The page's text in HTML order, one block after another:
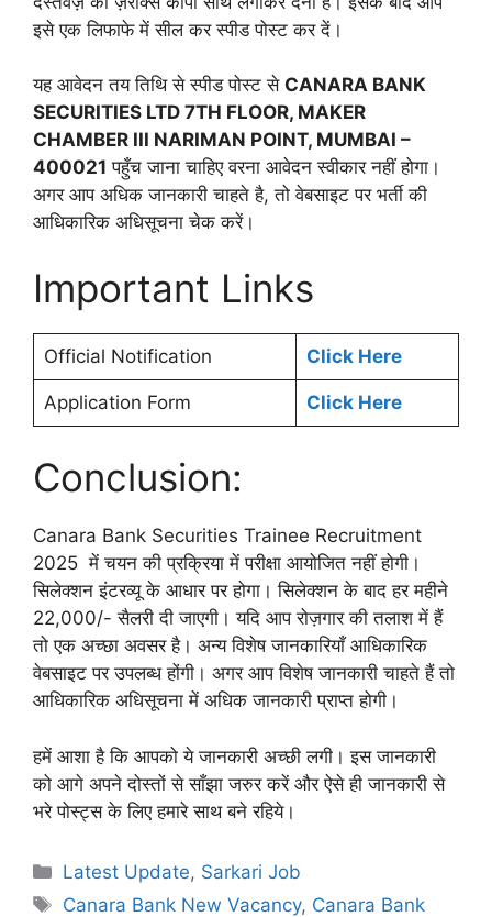
इसे एक लिफाफे में सील कर स्पीड पोस्ट कर दें।
यह आवेदन तय तिथि से स्पीड पोस्ट से CANARA BANK
SECURITIES LTD 7TH FLOOR, MAKER
CHAMBER III NARIMAN POINT, MUMBAI –
400021 पहुँच जाना चाहिए वरना आवेदन स्वीकार नहीं होगा।
अगर आप अधिक जानकारी चाहते है, तो वेबसाइट पर भर्ती की
आधिकारिक अधिसूचना चेक करें।
Important Links
Official Notification Click Here
Application Form Click Here
Conclusion:
Canara Bank Securities Trainee Recruitment
2025 में चयन की प्रक्रिया में परीक्षा आयोजित नहीं होगी।
सिलेक्शन इंटरव्यू के आधार पर होगा। सिलेक्शन के बाद हर महीने
22,000/- सैलरी दी जाएगी। यदि आप रोज़गार की तलाश में हैं
तो एक अच्छा अवसर है। अन्य विशेष जानकारियाँ आधिकारिक
वेबसाइट पर उपलब्ध होंगी। अगर आप विशेष जानकारी चाहते हैं तो
आधिकारिक अधिसूचना में अधिक जानकारी प्राप्त होगी।
हमें आशा है कि आपको ये जानकारी अच्छी लगी। इस जानकारी
को आगे अपने दोस्तों से साँझा जरुर करें और ऐसे ही जानकारी से
भरे पोस्ट्स के लिए हमारे साथ बने रहिये।
Categories
Latest Update, Sarkari Job
Tags
Canara Bank New Vacancy, Canara Bank